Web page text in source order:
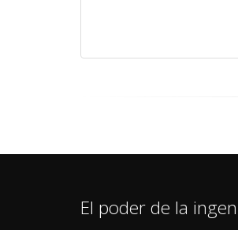
El poder de la